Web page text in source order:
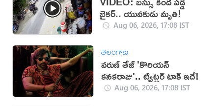
బైకర్.. యువకుడు మృతి!
Aug 06, 2026, 17:08 IST
తెలంగాణ
వరుణ్ తేజ్ 'కొరియన్
కనకరాజు'.. ట్విట్టర్ టాక్ ఇదే!
Aug 06, 2026, 17:08 IST